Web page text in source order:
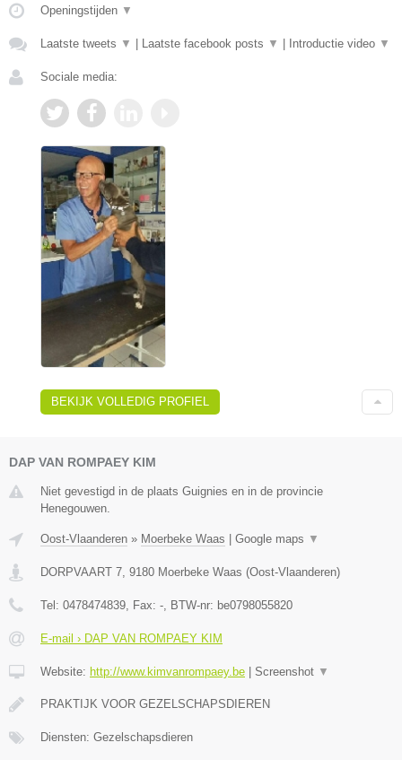
Openingstijden ▼
Laatste tweets ▼ | Laatste facebook posts ▼ | Introductie video ▼
Sociale media:
BEKIJK VOLLEDIG PROFIEL
DAP VAN ROMPAEY KIM
Niet gevestigd in de plaats Guignies en in de provincie
Henegouwen.
Oost-Vlaanderen » Moerbeke Waas Google maps ▼
DORPVAART 7, 9180 Moerbeke Waas (Oost-Vlaanderen)
Tel: 0478474839, Fax: -, BTW-nr: be0798055820
E-mail › DAP VAN ROMPAEY KIM
Website: http://www.kimvanrompaey.be Screenshot ▼
PRAKTIJK VOOR GEZELSCHAPSDIEREN
Diensten: Gezelschapsdieren